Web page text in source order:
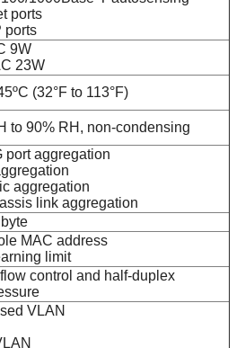
ports
ports
9W
23W
(32°F to 113°F)
to 90% RH, non-condensing
port aggregation
aggregation
link aggregation
MAC address
limit
control and half-duplex
VLAN